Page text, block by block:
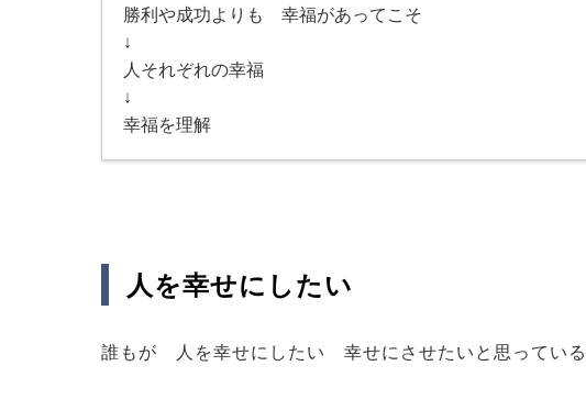
勝利や成功よりも 幸福があってこそ
↓
人それぞれの幸福
↓
幸福を理解
人を幸せにしたい
誰もが 人を幸せにしたい 幸せにさせたいと思っている